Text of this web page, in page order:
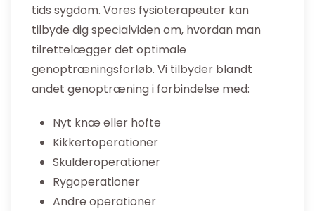
tids sygdom. Vores fysioterapeuter kan
tilbyde dig specialviden om, hvordan man
tilrettelægger det optimale
genoptræningsforløb. Vi tilbyder blandt
andet genoptræning i forbindelse med:
Nyt knæ eller hofte
Kikkertoperationer
Skulderoperationer
Rygoperationer
Andre operationer